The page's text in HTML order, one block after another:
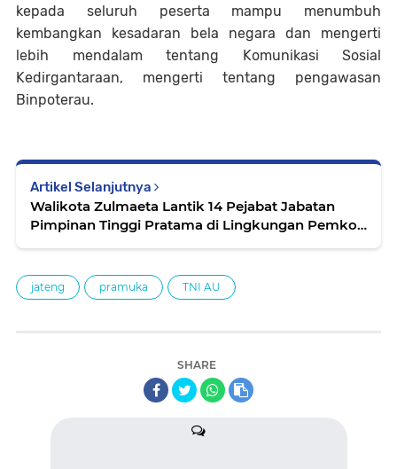
kepada seluruh peserta mampu menumbuh
kembangkan kesadaran bela negara dan mengerti
lebih mendalam tentang Komunikasi Sosial
Kedirgantaraan, mengerti tentang pengawasan
Binpoterau.
Artikel Selanjutnya
Walikota Zulmaeta Lantik 14 Pejabat Jabatan
Pimpinan Tinggi Pratama di Lingkungan Pemko
jateng pramuka TNI AU
SHARE